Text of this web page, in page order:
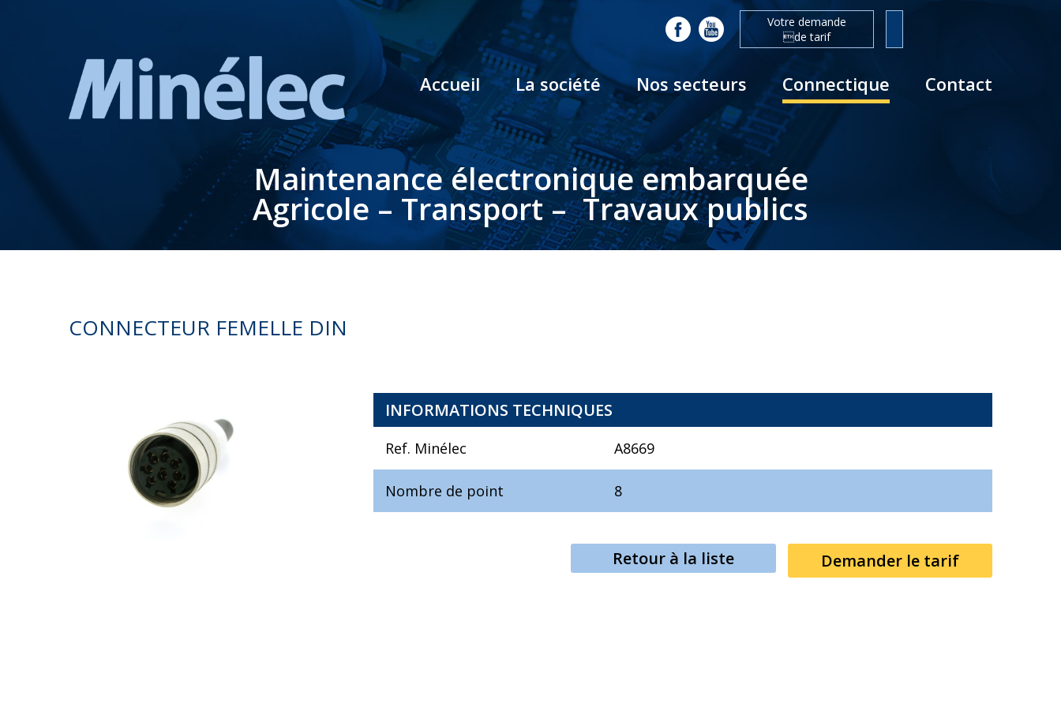
Votre demande
de tarif
Accueil La société Nos secteurs Connectique Contact
Maintenance électronique embarquée
Agricole – Transport – Travaux publics
CONNECTEUR FEMELLE DIN
INFORMATIONS TECHNIQUES
Ref. Minélec A8669
Nombre de point 8
Retour à la liste Demander le tarif